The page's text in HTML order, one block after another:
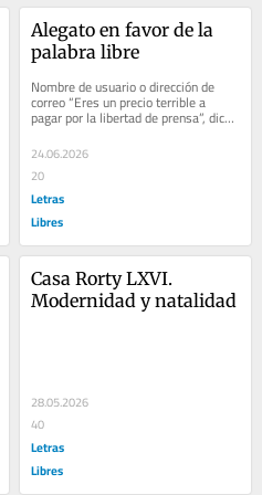
Alegato en favor de la
palabra libre
Nombre de usuario o dirección de
correo “Eres un precio terrible a
pagar por la libertad de prensa”, dice
un editor neoyorquino al famoso
Walter...
24.06.2026
20
Letras
Libres
Casa Rorty LXVI.
Modernidad y natalidad
28.05.2026
40
Letras
Libres